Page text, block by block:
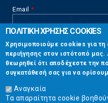
Email *
CAPTCHA
This
question is
for testing
whether or
not you are a
human visitor
Επικοινωνία
Στουρνάρη 17, Αθήνα 10683
ΠΟΛΙΤΙΚΗ ΧΡΗΣΗΣ COOKIES
Χρησιμοποιούμε cookies για τη
περιήγησης στον ιστότοπό
θεωρηθεί ότι αποδέχεστε την
συγκατάθεσή σας για να
Αναγκαία
Τα απαραίτητα cookie